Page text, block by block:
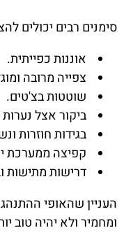
סימנים רבים יכולים
אוננות כפייתית.
צפייה מרובה
שוטטות בצ'טים.
ביקור אצל נערות
בגידות חוזרות
קפיצה ממערכת
דרישות מתישות
העניין שהאופי
ומחמיר ולא יהיה טוב